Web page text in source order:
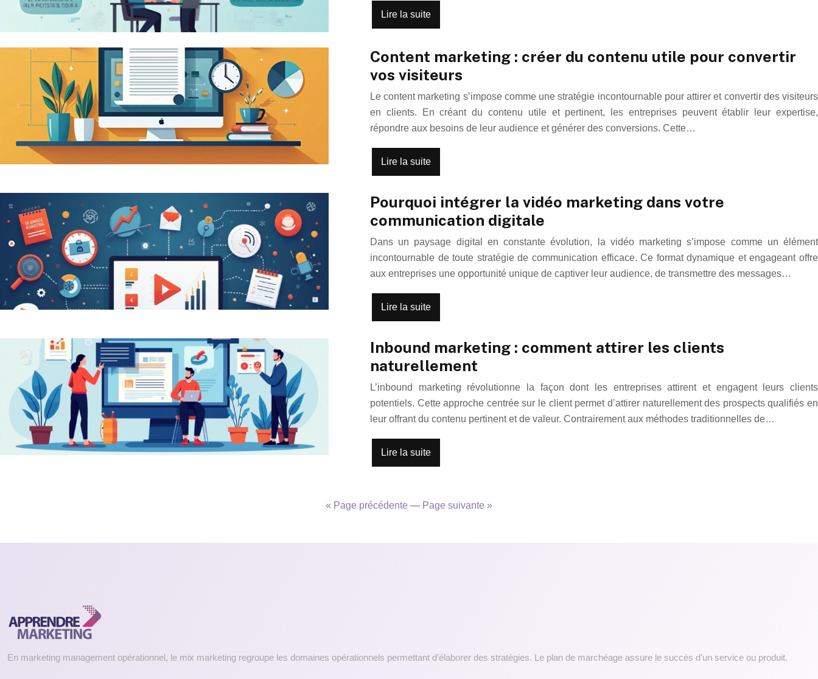
Lire la suite
Content marketing : créer du contenu utile pour convertir
vos visiteurs
Le content marketing s’impose comme une stratégie incontournable pour attirer et convertir des visiteurs
en clients. En créant du contenu utile et pertinent, les entreprises peuvent établir leur expertise,
répondre aux besoins de leur audience et générer des conversions. Cette…
Lire la suite
Pourquoi intégrer la vidéo marketing dans votre
communication digitale
Dans un paysage digital en constante évolution, la vidéo marketing s’impose comme un élément
incontournable de toute stratégie de communication efficace. Ce format dynamique et engageant offre
aux entreprises une opportunité unique de captiver leur audience, de transmettre des messages…
Lire la suite
Inbound marketing : comment attirer les clients
naturellement
L’inbound marketing révolutionne la façon dont les entreprises attirent et engagent leurs clients
potentiels. Cette approche centrée sur le client permet d’attirer naturellement des prospects qualifiés en
leur offrant du contenu pertinent et de valeur. Contrairement aux méthodes traditionnelles de…
Lire la suite
« Page précédente — Page suivante »
En marketing management opérationnel, le mix marketing regroupe les domaines opérationnels permettant d’élaborer des stratégies. Le plan de marchéage assure le succès d’un service ou produit.